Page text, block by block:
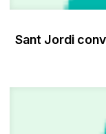
Sant Jordi